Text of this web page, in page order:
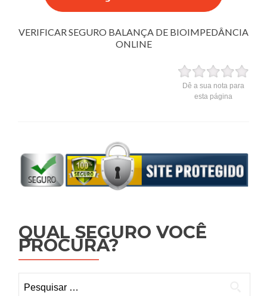
VERIFICAR SEGURO BALANÇA DE BIOIMPEDÂNCIA
ONLINE
Dê a sua nota para
esta página
QUAL SEGURO VOCÊ
PROCURA?